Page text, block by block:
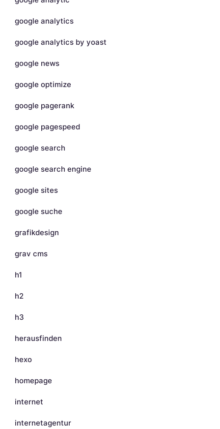
google analytics
google analytics by yoast
google news
google optimize
google pagerank
google pagespeed
google search
google search engine
google sites
google suche
grafikdesign
grav cms
h1
h2
h3
herausfinden
hexo
homepage
internet
internetagentur